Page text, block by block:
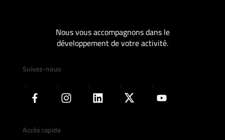
Nous vous accompagnons dans le
développement de votre activité.
Suivez-nous
Accès rapide